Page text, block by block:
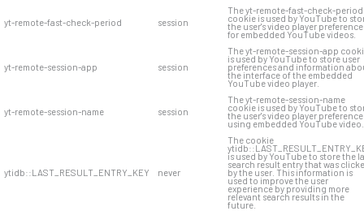
yt-remote-fast-check-period session
The yt-remote-fast-check-period
cookie is used by YouTube to
the user's video player
for embedded YouTube videos.
yt-remote-session-app session
The yt-remote-session-app
is used by YouTube to store user
preferences and information
the interface of the embedded
YouTube video player.
yt-remote-session-name session
The yt-remote-session-name
cookie is used by YouTube to
the user's video player
using embedded YouTube video.
ytidb::LAST_RESULT_ENTRY_KEY never
The cookie
is used by YouTube to store the
search result entry that was
by the user. This information is
used to improve the user
experience by providing more
relevant search results in the
future.